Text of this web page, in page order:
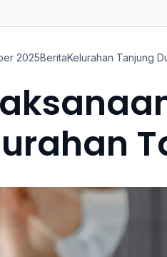
2025BeritaKelurahan Tanjung